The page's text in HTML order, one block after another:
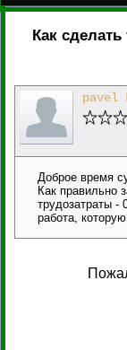
Как
pavel
Доброе время
Как правильно
трудозатраты -
работа,